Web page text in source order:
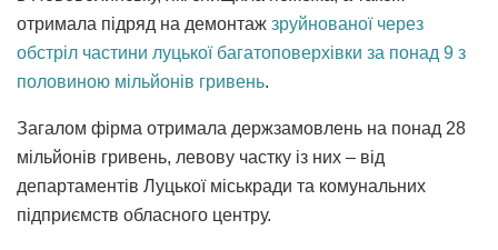
отримала підряд на демонтаж зруйнованої через
обстріл частини луцької багатоповерхівки за понад 9 з
половиною мільйонів гривень.
Загалом фірма отримала держзамовлень на понад 28
мільйонів гривень, левову частку із них – від
департаментів Луцької міськради та комунальних
підприємств обласного центру.